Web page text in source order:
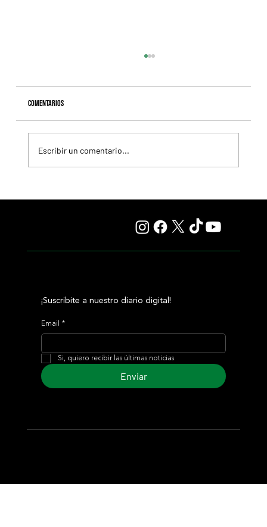
Comentarios
Escribir un comentario...
¡Suscribite a nuestro diario digital!
Email *
Si, quiero recibir las últimas noticias
Enviar